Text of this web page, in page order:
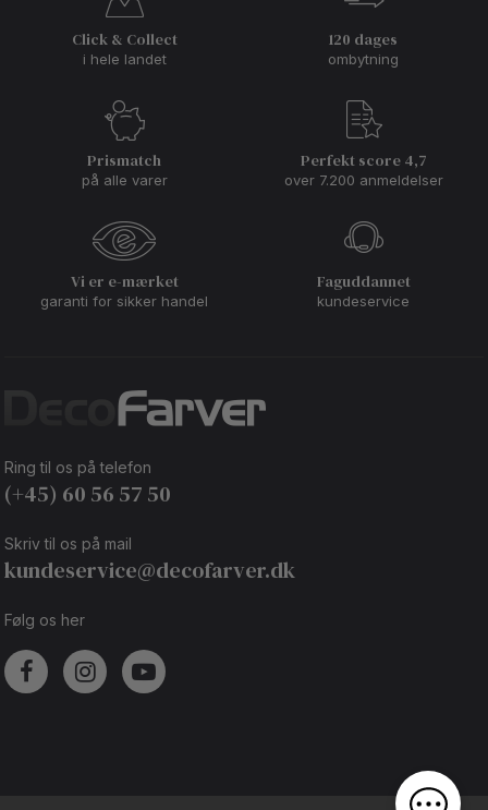
Click & Collect
i hele landet
120 dages
ombytning
Prismatch
på alle varer
Perfekt score 4,7
over 7.200 anmeldelser
Vi er e-mærket
garanti for sikker handel
Faguddannet
kundeservice
Ring til os på telefon
(+45) 60 56 57 50
Skriv til os på mail
kundeservice@decofarver.dk
Følg os her